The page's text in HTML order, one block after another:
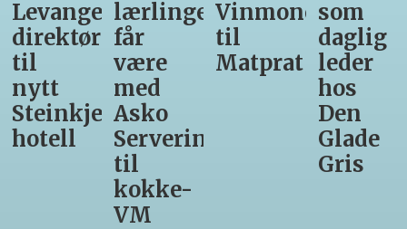
Levanger-
direktør
til
nytt
Steinkjer-
hotell
lærlinger
får
være
med
Asko
Servering
til
kokke-
VM
Vinmonopolet
til
Matprat
som
daglig
leder
hos
Den
Glade
Gris